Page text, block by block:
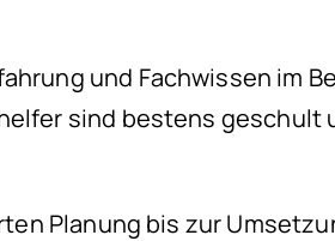
und Fachwissen im
sind bestens geschult
Planung bis zur